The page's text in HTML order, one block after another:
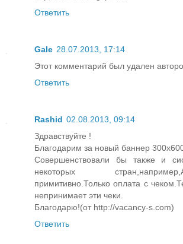
Ответить
Gale 28.07.2013, 17:14
Этот комментарий был удален
Ответить
Rashid 02.08.2013, 09:14
Здравствуйте !
Благодарим за новый баннер
Совершенствовали бы также и
некоторых
примитивно.Только оплата с
непринимает эти чеки.
Благодарю!(от http://vacancy-s.com)
Ответить